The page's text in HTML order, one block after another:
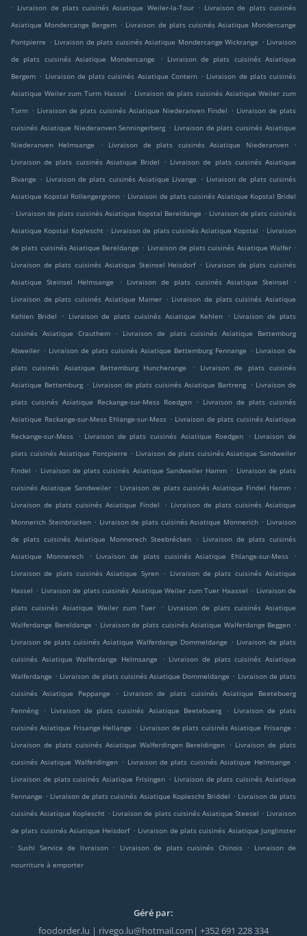
. Livraison de plats cuisinés Asiatique Weiler-la-Tour . Livraison de plats cuisinés
Asiatique Mondercange Bergem . Livraison de plats cuisinés Asiatique Mondercange
Pontpierre . Livraison de plats cuisinés Asiatique Mondercange Wickrange . Livraison
de plats cuisinés Asiatique Mondercange
. Livraison de plats cuisinés Asiatique
Bergem . Livraison de plats cuisinés Asiatique Contern . Livraison de plats cuisinés
Asiatique Weiler zum Turm Hassel . Livraison de plats cuisinés Asiatique Weiler zum
Turm . Livraison de plats cuisinés Asiatique Niederanven Findel . Livraison de plats
cuisinés Asiatique Niederanven Senningerberg . Livraison de plats cuisinés Asiatique
Niederanven Helmsange
. Livraison de plats cuisinés Asiatique Niederanven
.
Livraison de plats cuisinés Asiatique Bridel
. Livraison de plats cuisinés Asiatique
Bivange . Livraison de plats cuisinés Asiatique Livange . Livraison de plats cuisinés
Asiatique Kopstal Rollengergronn . Livraison de plats cuisinés Asiatique Kopstal Bridel
. Livraison de plats cuisinés Asiatique Kopstal Bereldange . Livraison de plats cuisinés
Asiatique Kopstal Koplescht . Livraison de plats cuisinés Asiatique Kopstal . Livraison
de plats cuisinés Asiatique Bereldange . Livraison de plats cuisinés Asiatique Walfer .
Livraison de plats cuisinés Asiatique Steinsel Heisdorf . Livraison de plats cuisinés
Asiatique Steinsel Helmsange
. Livraison de plats cuisinés Asiatique Steinsel
.
Livraison de plats cuisinés Asiatique Mamer . Livraison de plats cuisinés Asiatique
Kehlen Bridel
. Livraison de plats cuisinés Asiatique Kehlen . Livraison de plats
cuisinés Asiatique Crauthem
.
Livraison de plats cuisinés Asiatique Bettemburg
Abweiler . Livraison de plats cuisinés Asiatique Bettemburg Fennange . Livraison de
plats cuisinés Asiatique Bettemburg Huncherange
.
Livraison de plats cuisinés
Asiatique Bettemburg . Livraison de plats cuisinés Asiatique Bartreng . Livraison de
plats cuisinés Asiatique Reckange-sur-Mess Roedgen
. Livraison de plats cuisinés
Asiatique Reckange-sur-Mess Ehlange-sur-Mess . Livraison de plats cuisinés Asiatique
Reckange-sur-Mess
. Livraison de plats cuisinés Asiatique Roedgen . Livraison de
plats cuisinés Asiatique Pontpierre . Livraison de plats cuisinés Asiatique Sandweiler
Findel . Livraison de plats cuisinés Asiatique Sandweiler Hamm . Livraison de plats
cuisinés Asiatique Sandweiler . Livraison de plats cuisinés Asiatique Findel Hamm .
Livraison de plats cuisinés Asiatique Findel
. Livraison de plats cuisinés Asiatique
Monnerich Steinbrücken . Livraison de plats cuisinés Asiatique Monnerich . Livraison
de plats cuisinés Asiatique Monnerech Steebrécken
. Livraison de plats cuisinés
Asiatique Monnerech
. Livraison de plats cuisinés Asiatique Ehlange-sur-Mess
.
Livraison de plats cuisinés Asiatique Syren . Livraison de plats cuisinés Asiatique
Hassel . Livraison de plats cuisinés Asiatique Weiler zum Tuer Haassel . Livraison de
plats cuisinés Asiatique Weiler zum Tuer
. Livraison de plats cuisinés Asiatique
Walferdange Bereldange . Livraison de plats cuisinés Asiatique Walferdange Beggen .
Livraison de plats cuisinés Asiatique Walferdange Dommeldange . Livraison de plats
cuisinés Asiatique Walferdange Helmsange
. Livraison de plats cuisinés Asiatique
Walferdange . Livraison de plats cuisinés Asiatique Dommeldange . Livraison de plats
cuisinés Asiatique Peppange
.
Livraison de plats cuisinés Asiatique Beetebuerg
Fennéng
. Livraison de plats cuisinés Asiatique Beetebuerg .
Livraison de plats
cuisinés Asiatique Frisange Hellange . Livraison de plats cuisinés Asiatique Frisange .
Livraison de plats cuisinés Asiatique Walferdingen Bereldingen . Livraison de plats
cuisinés Asiatique Walferdingen . Livraison de plats cuisinés Asiatique Helmsange .
Livraison de plats cuisinés Asiatique Frisingen . Livraison de plats cuisinés Asiatique
Fennange . Livraison de plats cuisinés Asiatique Koplescht Briddel . Livraison de plats
cuisinés Asiatique Koplescht . Livraison de plats cuisinés Asiatique Steesel . Livraison
de plats cuisinés Asiatique Heisdorf . Livraison de plats cuisinés Asiatique Junglinster
. Sushi Service de livraison . Livraison de plats cuisinés Chinois .
Livraison de
nourriture à emporter
Géré par:
foodorder.lu | rivego.lu@hotmail.com| +352 691 228 334